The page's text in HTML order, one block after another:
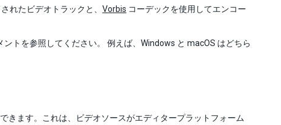
れたビデオトラックと、 Vorbis コーデックを使用してエンコー
トを参照してください。 例えば、Windows と macOS はどちら
きます。これは、ビデオソースがエディタープラットフォーム